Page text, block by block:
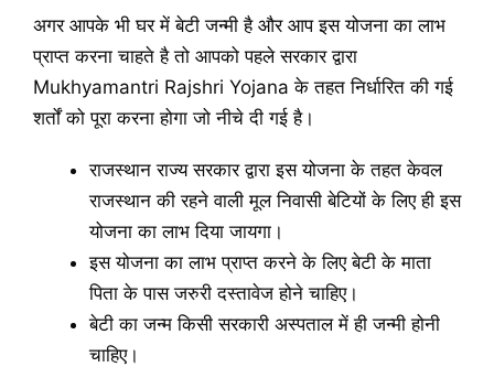
अगर आपके भी घर में बेटी जन्मी है और आप इस योजना का लाभ
प्राप्त करना चाहते है तो आपको पहले सरकार द्वारा
Mukhyamantri Rajshri Yojana के तहत निर्धारित की गई
शर्तों को पूरा करना होगा जो नीचे दी गई है।
राजस्थान राज्य सरकार द्वारा इस योजना के तहत केवल
राजस्थान की रहने वाली मूल निवासी बेटियों के लिए ही इस
योजना का लाभ दिया जायगा।
इस योजना का लाभ प्राप्त करने के लिए बेटी के माता
पिता के पास जरुरी दस्तावेज होने चाहिए।
बेटी का जन्म किसी सरकारी अस्पताल में ही जन्मी होनी
चाहिए।